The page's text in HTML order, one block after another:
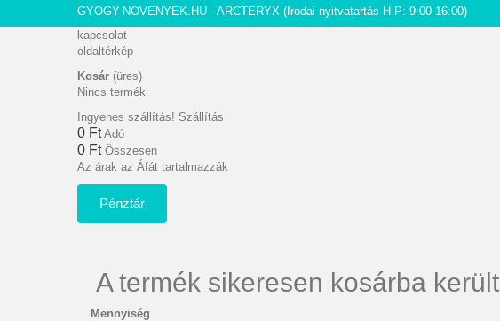
GYOGY-NOVENYEK.HU - ARCTERYX (Irodai nyitvatartás H-P: 9:00-16:00)
kapcsolat
oldaltérkép
Kosár (üres)
Nincs termék
Ingyenes szállítás! Szállítás
0 Ft‎ Adó
0 Ft‎ Összesen
Az árak az Áfát tartalmazzák
Pénztár
A termék sikeresen kosárba került
Mennyiség